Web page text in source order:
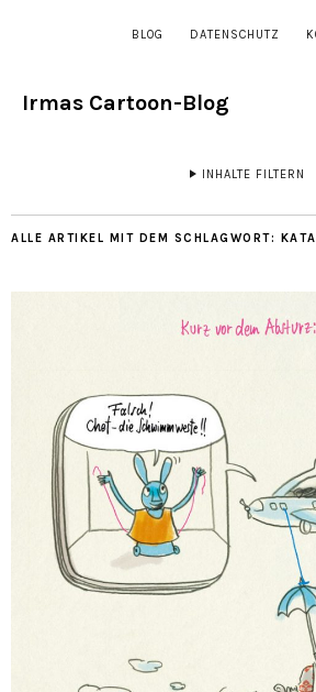
BLOG DATENSCHUTZ
Irmas Cartoon-Blog
INHALTE FILTERN
ALLE ARTIKEL MIT DEM SCHLAGWORT: